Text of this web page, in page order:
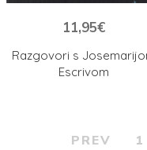
Razgovori s
Escrivom
11,95€
PREV 1